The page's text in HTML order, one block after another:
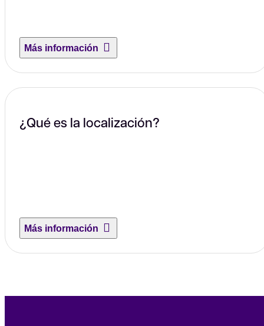
Más información
¿Qué es la localización?
Más información